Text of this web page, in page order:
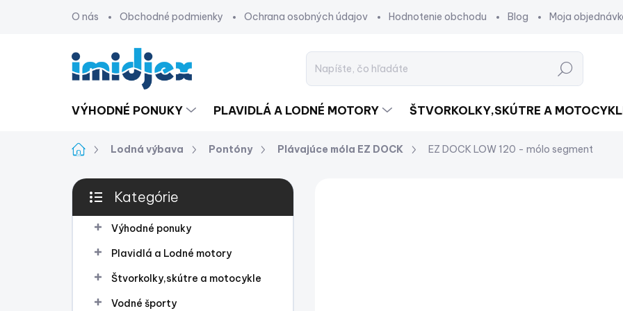
O nás Obchodné podmienky Ochrana osobných údajov Hodnotenie obchodu Blog Moja
Hľadať
VÝHODNÉ PONUKY PLAVIDLÁ A LODNÉ MOTORY ŠTVORKOLKY,SKÚTRE A
DomovLodná výbava Pontóny Plávajúce móla EZ DOCK EZ DOCK LOW 120 - mólo segment
B
č
Preskočiť
kategórie
Kategórie
Výhodné ponuky
Plavidlá a Lodné motory
Štvorkolky,skútre a motocykle
Vodné športy